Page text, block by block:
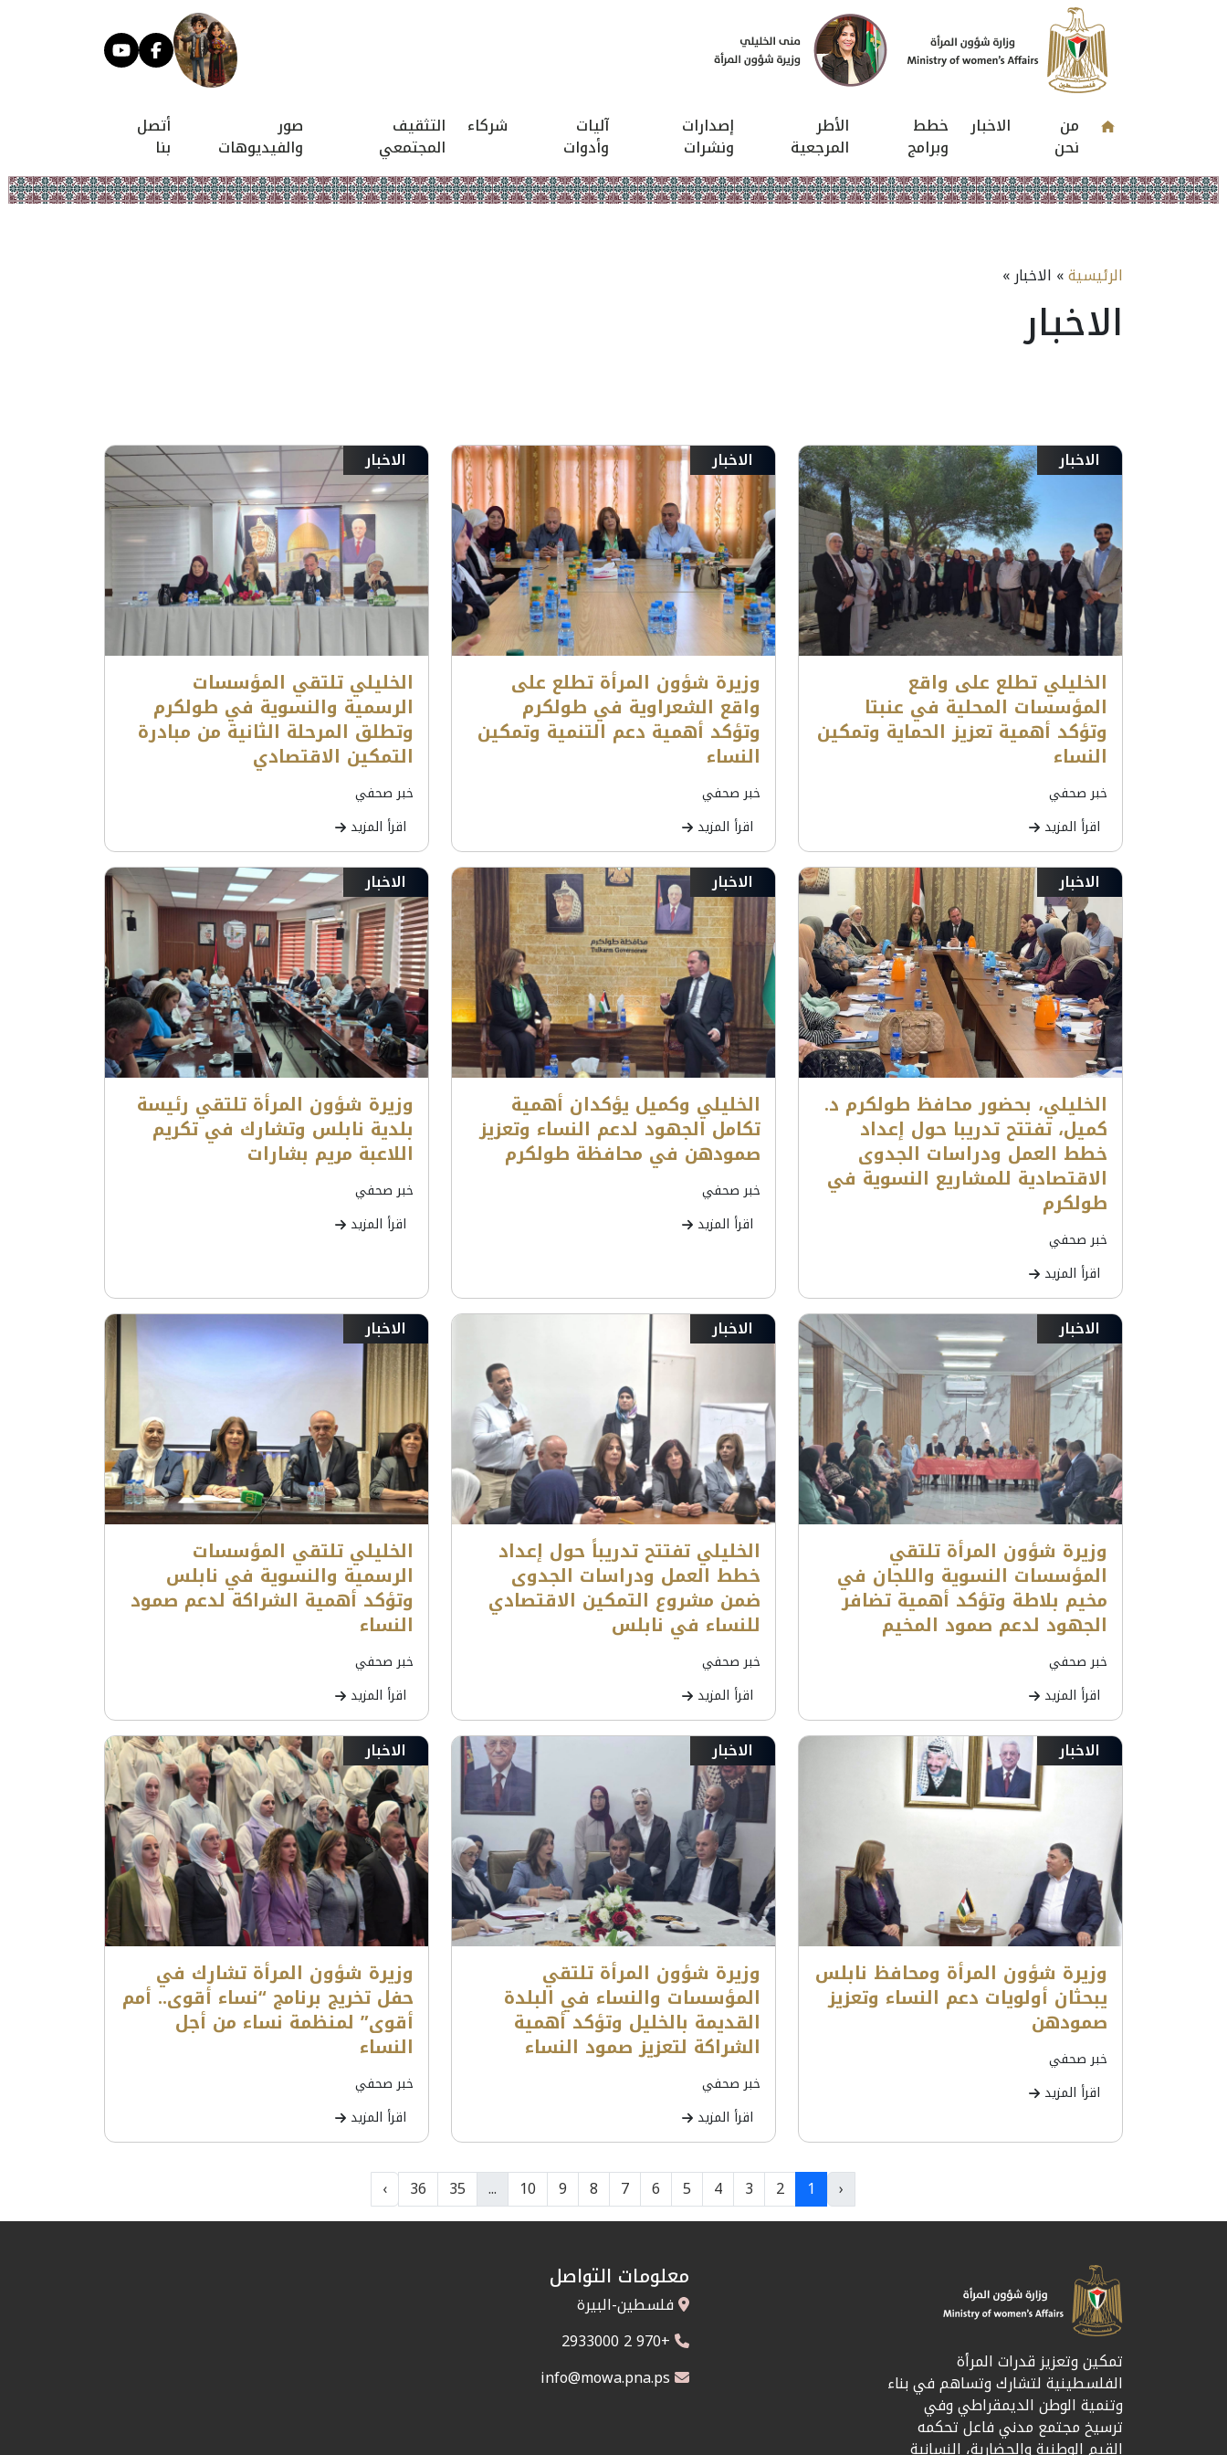
من
نحن
الاخبار خطط
وبرامج
الأطر
المرجعية
إصدارات
ونشرات
آليات
وأدوات
شركاء التثقيف
المجتمعي
صور
والفيديوهات
أتصل
بنا
الرئيسية» الاخبار »
الاخبار
الاخبار
الخليلي تطلع على واقع
المؤسسات المحلية في عنبتا
وتؤكد أهمية تعزيز الحماية وتمكين
النساء
خبر صحفي
اقرأ المزيد
الاخبار
وزيرة شؤون المرأة تطلع على
واقع الشعراوية في طولكرم
وتؤكد أهمية دعم التنمية وتمكين
النساء
خبر صحفي
اقرأ المزيد
الاخبار
الخليلي تلتقي المؤسسات
الرسمية والنسوية في طولكرم
وتطلق المرحلة الثانية من مبادرة
التمكين الاقتصادي
خبر صحفي
اقرأ المزيد
الاخبار
الخليلي، بحضور محافظ طولكرم د.
كميل، تفتتح تدريبا حول إعداد
خطط العمل ودراسات الجدوى
الاقتصادية للمشاريع النسوية في
طولكرم
خبر صحفي
اقرأ المزيد
الاخبار
الخليلي وكميل يؤكدان أهمية
تكامل الجهود لدعم النساء وتعزيز
صمودهن في محافظة طولكرم
خبر صحفي
اقرأ المزيد
الاخبار
وزيرة شؤون المرأة تلتقي رئيسة
بلدية نابلس وتشارك في تكريم
اللاعبة مريم بشارات
خبر صحفي
اقرأ المزيد
الاخبار
وزيرة شؤون المرأة تلتقي
المؤسسات النسوية واللجان في
مخيم بلاطة وتؤكد أهمية تضافر
الجهود لدعم صمود المخيم
خبر صحفي
اقرأ المزيد
الاخبار
الخليلي تفتتح تدريباً حول إعداد
خطط العمل ودراسات الجدوى
ضمن مشروع التمكين الاقتصادي
للنساء في نابلس
خبر صحفي
اقرأ المزيد
الاخبار
الخليلي تلتقي المؤسسات
الرسمية والنسوية في نابلس
وتؤكد أهمية الشراكة لدعم صمود
النساء
خبر صحفي
اقرأ المزيد
الاخبار
وزيرة شؤون المرأة ومحافظ نابلس
يبحثان أولويات دعم النساء وتعزيز
صمودهن
خبر صحفي
اقرأ المزيد
الاخبار
وزيرة شؤون المرأة تلتقي
المؤسسات والنساء في البلدة
القديمة بالخليل وتؤكد أهمية
الشراكة لتعزيز صمود النساء
خبر صحفي
اقرأ المزيد
الاخبار
وزيرة شؤون المرأة تشارك في
حفل تخريج برنامج “نساء أقوى.. أمم
أقوى” لمنظمة نساء من أجل
النساء
خبر صحفي
اقرأ المزيد
‹
1
2
3
4
5
6
7
8
9
10
...
35
36
›
تمكين وتعزيز قدرات المرأة
الفلسطينية لتشارك وتساهم في بناء
وتنمية الوطن الديمقراطي وفي
ترسيخ مجتمع مدني فاعل تحكمه
القيم الوطنية والحضارية، النسانية
معلومات التواصل
فلسطين-البيرة
+970 2 2933000
info@mowa.pna.ps